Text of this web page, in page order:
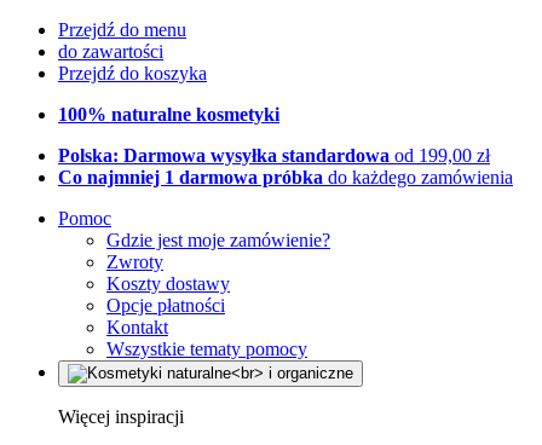
Przejdź do menu
do zawartości
Przejdź do koszyka
100% naturalne kosmetyki
Polska: Darmowa wysyłka standardowa od 199,00 zł
Co najmniej 1 darmowa próbka do każdego zamówienia
Pomoc
Gdzie jest moje zamówienie?
Zwroty
Koszty dostawy
Opcje płatności
Kontakt
Wszystkie tematy pomocy
Więcej inspiracji